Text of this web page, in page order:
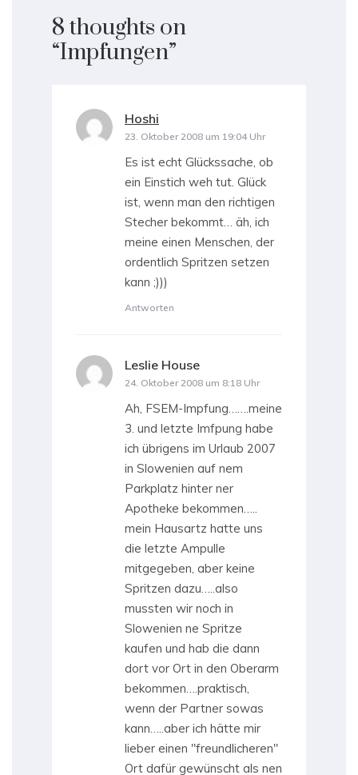
8 thoughts on
“Impfungen”
Hoshi
23. Oktober 2008 um 19:04 Uhr
Es ist echt Glückssache, ob
ein Einstich weh tut. Glück
ist, wenn man den richtigen
Stecher bekommt… äh, ich
meine einen Menschen, der
ordentlich Spritzen setzen
kann ;)))
Antworten
Leslie House
24. Oktober 2008 um 8:18 Uhr
Ah, FSEM-Impfung…….meine
3. und letzte Imfpung habe
ich übrigens im Urlaub 2007
in Slowenien auf nem
Parkplatz hinter ner
Apotheke bekommen…..
mein Hausartz hatte uns
die letzte Ampulle
mitgegeben, aber keine
Spritzen dazu…..also
mussten wir noch in
Slowenien ne Spritze
kaufen und hab die dann
dort vor Ort in den Oberarm
bekommen….praktisch,
wenn der Partner sowas
kann…..aber ich hätte mir
lieber einen "freundlicheren"
Ort dafür gewünscht als nen